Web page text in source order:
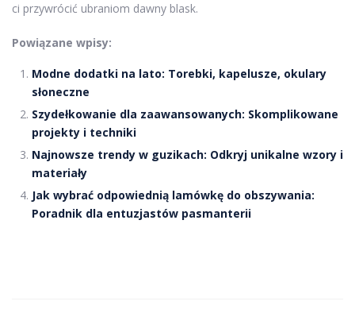
ci przywrócić ubraniom dawny blask.
Powiązane wpisy:
Modne dodatki na lato: Torebki, kapelusze, okulary
słoneczne
Szydełkowanie dla zaawansowanych: Skomplikowane
projekty i techniki
Najnowsze trendy w guzikach: Odkryj unikalne wzory i
materiały
Jak wybrać odpowiednią lamówkę do obszywania:
Poradnik dla entuzjastów pasmanterii